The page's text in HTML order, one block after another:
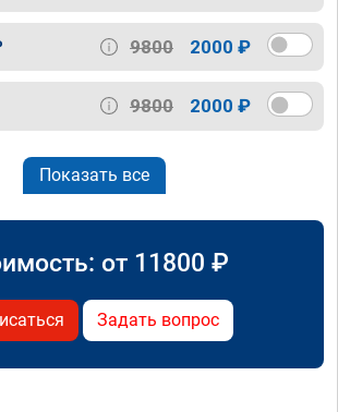
9800 2000 ₽
9800 2000 ₽
Показать все
от 11800 ₽
Задать вопрос